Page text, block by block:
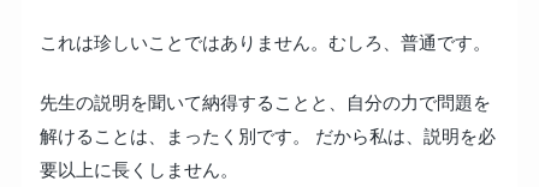
これは珍しいことではありません。むしろ、普通です。
先生の説明を聞いて納得することと、自分の力で問題を
解けることは、まったく別です。 だから私は、説明を必
要以上に長くしません。